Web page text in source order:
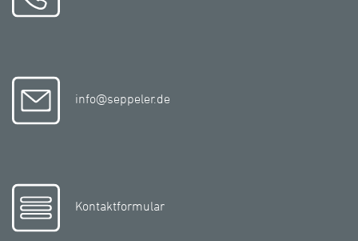
info@seppeler.de
Kontaktformular